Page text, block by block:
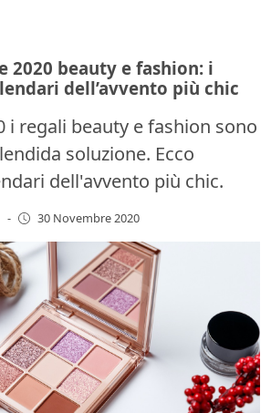
2020 beauty e fashion: i
dell’avvento più chic
i regali beauty e fashion sono
soluzione. Ecco
dell'avvento più chic.
- 30 Novembre 2020